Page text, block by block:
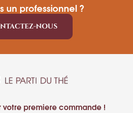
un professionnel ?
NOUS
votre premiere commande !